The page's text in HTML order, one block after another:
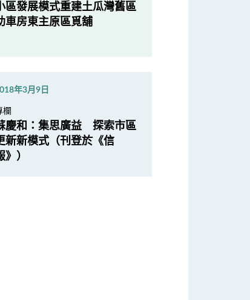
區發展模式重建土瓜灣舊區
車房東主原區覓舖
年3月9日
欄
慶和：集思廣益 探索市區
新新模式（刊登於《信
》）